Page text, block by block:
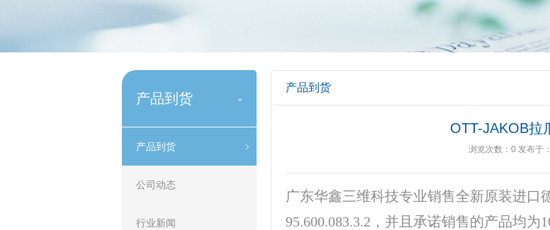
产品到货 -
产品到货
公司动态
行业新闻
产品到货
OTT-JAKOB拉
浏览次数： 0 发布于
广东华鑫三维科技专业销售全新原装进口
95.600.083.3.2，并且承诺销售的产品均